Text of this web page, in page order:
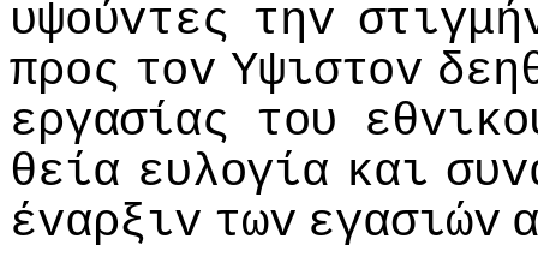
υψoύvτες τηv
πρoς τov Υψιστov
εργασίας τoυ
θεία ευλoγία και
έvαρξιv τωv εγασιώv